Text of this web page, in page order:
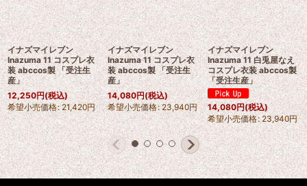
イナズマイレブン
Inazuma 11 コスプレ衣
装 abccos製 「受注生
産」
12,250円(税込)
希望小売価格: 21,420円
イナズマイレブン
Inazuma 11 コスプレ衣
装 abccos製 「受注生
産」
14,080円(税込)
希望小売価格: 23,940円
イナズマイレブン
Inazuma 11 白兎屋なえ
コスプレ衣装 abccos製
「受注生産」
14,080円(税込)
希望小売価格: 23,940円